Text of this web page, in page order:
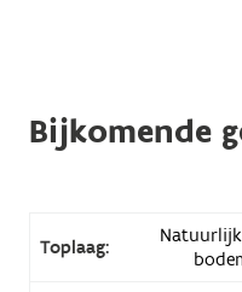
Bijkomende
Toplaag: